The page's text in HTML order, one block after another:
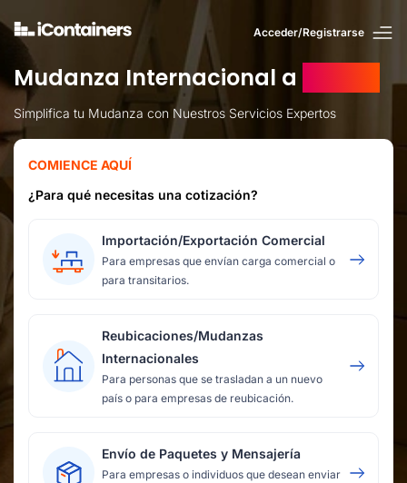
Acceder/Registrarse
Mudanza Internacional a
Simplifica tu Mudanza con Nuestros Servicios Expertos
COMIENCE AQUÍ
¿Para qué necesitas una cotización?
Importación/Exportación Comercial
Para empresas que envían carga comercial o
para transitarios.
Reubicaciones/Mudanzas
Internacionales
Para personas que se trasladan a un nuevo
país o para empresas de reubicación.
Envío de Paquetes y Mensajería
Para empresas o individuos que desean enviar